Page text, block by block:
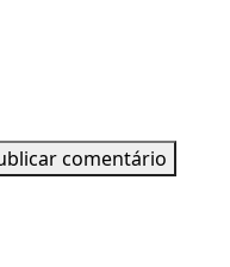
comentário